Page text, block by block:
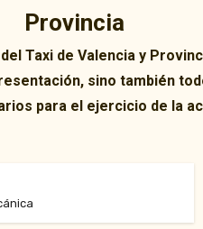
Provincia
Taxi de Valencia y
sino también
para el ejercicio de la